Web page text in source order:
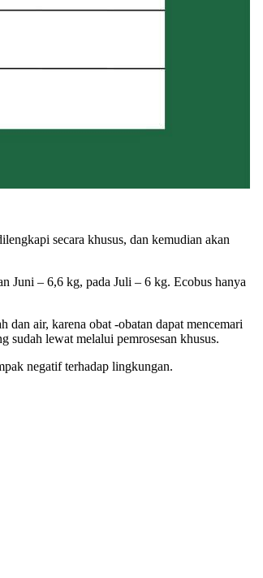
secara khusus, dan kemudian akan
Juni – 6,6 kg, pada Juli – 6 kg. Ecobus hanya
air, karena obat -obatan dapat mencemari
sudah lewat melalui pemrosesan khusus.
negatif terhadap lingkungan.